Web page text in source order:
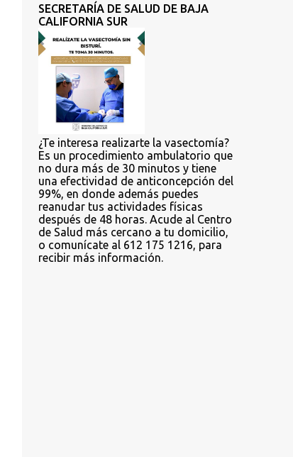
SECRETARÍA DE SALUD DE BAJA
CALIFORNIA SUR
¿Te interesa realizarte la vasectomía?
Es un procedimiento ambulatorio que
no dura más de 30 minutos y tiene
una efectividad de anticoncepción del
99%, en donde además puedes
reanudar tus actividades físicas
después de 48 horas. Acude al Centro
de Salud más cercano a tu domicilio,
o comunícate al 612 175 1216, para
recibir más información.